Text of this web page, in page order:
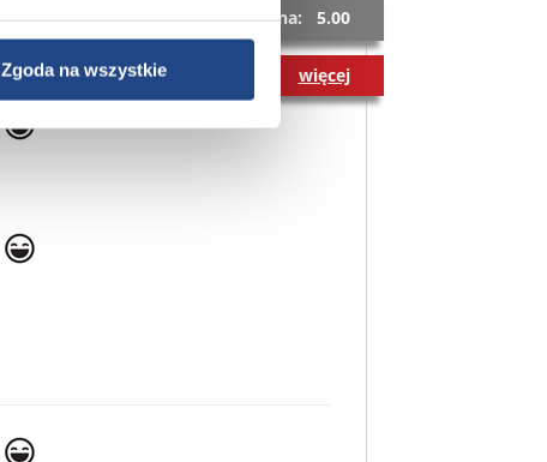
Zgoda na wszystkie
Średnia ocena: 5.00
więcej